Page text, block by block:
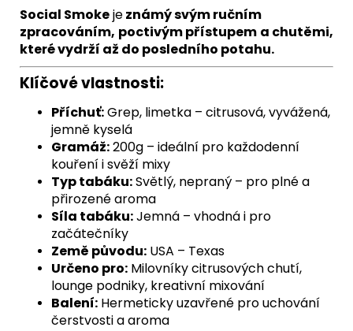
Social Smokejeznámý svým ručním
zpracováním, poctivým přístupem a chutěmi,
které vydrží až do posledního potahu.
Klíčové vlastnosti:
Příchuť:Grep, limetka – citrusová, vyvážená,
jemně kyselá
Gramáž:200g – ideální pro každodenní
kouření i svěží mixy
Typ tabáku:Světlý, nepraný – pro plné a
přirozené aroma
Síla tabáku:Jemná – vhodná i pro
začátečníky
Země původu: USA – Texas
Určeno pro: Milovníky citrusových chutí,
lounge podniky, kreativní mixování
Balení: Hermeticky uzavřené pro uchování
čerstvosti a aroma